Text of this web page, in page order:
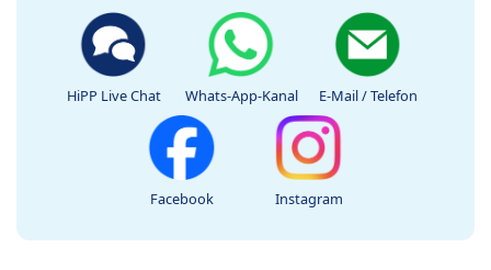
HiPP Live Chat Whats-App-Kanal E-Mail / Telefon
Facebook Instagram